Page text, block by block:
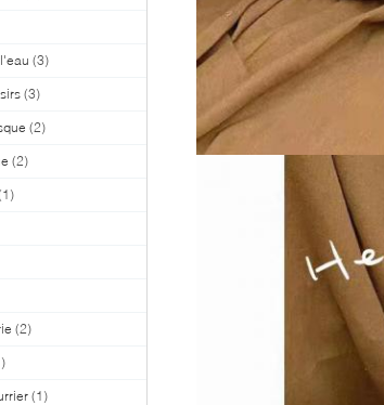
(3)
(3)
(2)
(2)
(2)
(1)